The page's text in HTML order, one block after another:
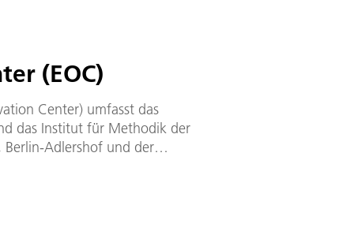
(EOC)
Center) umfasst das
das Institut für Methodik der
Adlershof und der